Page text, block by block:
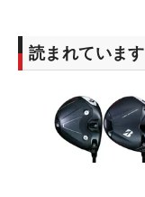
読まれています